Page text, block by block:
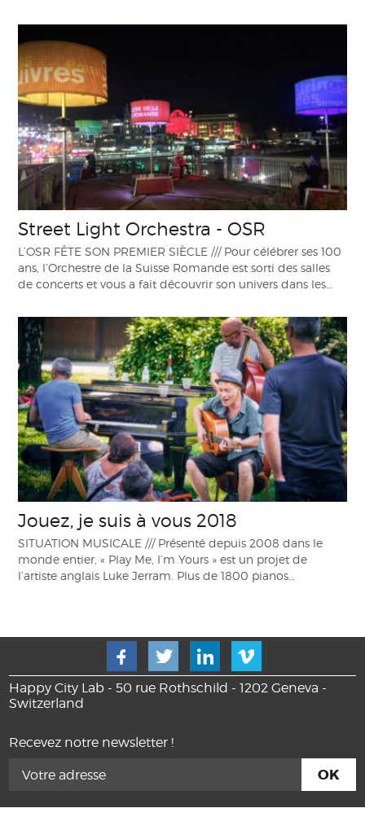
Street Light Orchestra - OSR
L’OSR FÊTE SON PREMIER SIÈCLE /// Pour célébrer ses 100
ans, l’Orchestre de la Suisse Romande est sorti des salles
de concerts et vous a fait découvrir son univers dans les…
Jouez, je suis à vous 2018
SITUATION MUSICALE /// Présenté depuis 2008 dans le
monde entier, « Play Me, I’m Yours » est un projet de
l’artiste anglais Luke Jerram. Plus de 1800 pianos…
Happy City Lab - 50 rue Rothschild - 1202 Geneva -
Switzerland
Recevez notre newsletter !